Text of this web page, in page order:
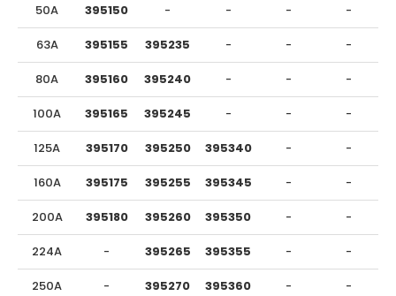
50A 395150 - - - -
63A 395155 395235 - - -
80A 395160 395240 - - -
100A 395165 395245 - - -
125A 395170 395250 395340 - -
160A 395175 395255 395345 - -
200A 395180 395260 395350 - -
224A - 395265 395355 - -
250A - 395270 395360 - -